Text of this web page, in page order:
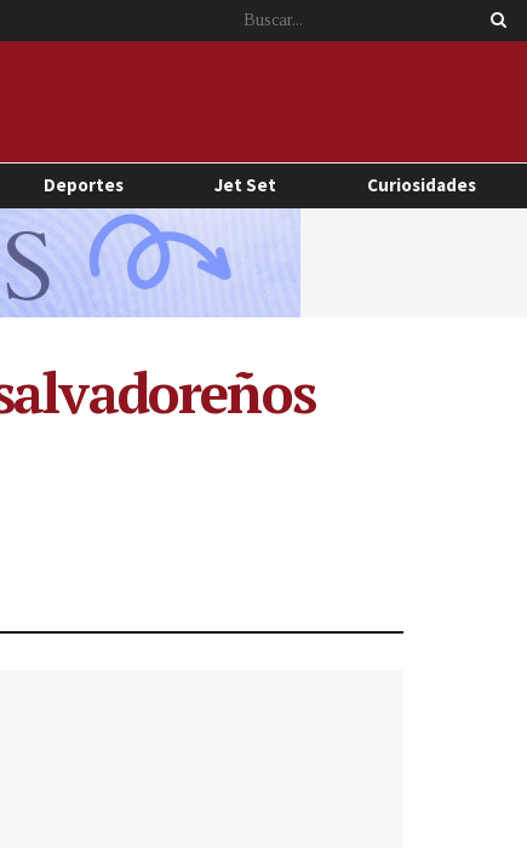
Deportes Jet Set Curiosidades